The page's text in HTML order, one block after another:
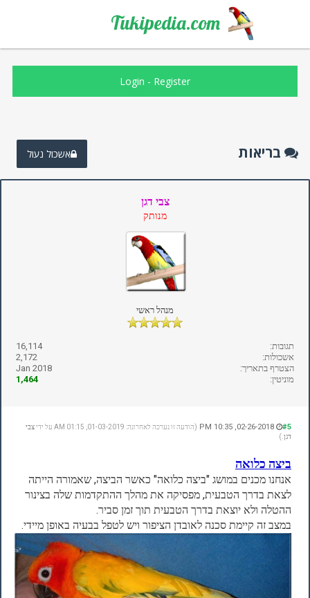
Tukipedia.com
Login - Register
אשכול נעול בריאות
צבי דגן
מנותק
מנהל ראשי
תגובות:
16,114
אשכולות:
2,172
הצטרף בתאריך:
Jan 2018
מוניטין:
1,464
#5 (הודעה זו נערכה לאחרונה: 01-03-2019, 01:15 AM על ידי
צבי
דגן .)
ביצה כלואה
אנחנו מכנים במושג "ביצה כלואה" כאשר הביצה, שאמורה הייתה
לצאת בדרך הטבעית, מפסיקה את מהלך ההתקדמות שלה בצינור
ההטלה ולא יוצאת בדרך הטבעית תוך זמן סביר.
במצב זה קיימת סכנה לאובדן הציפור ויש לטפל בבעיה באופן מיידי.